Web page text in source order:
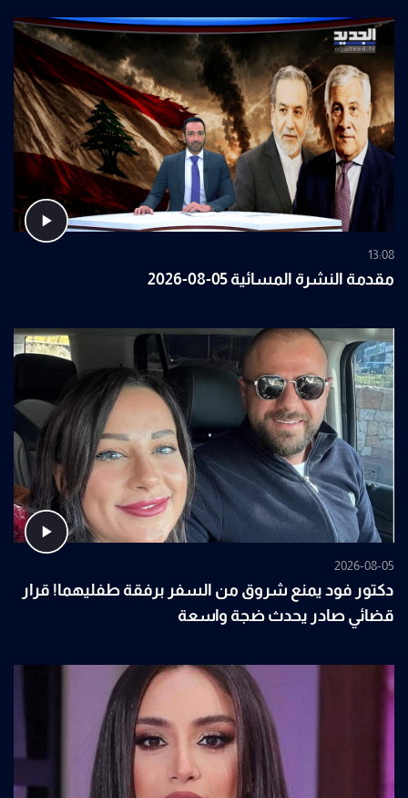
13:08
مقدمة النشرة المسائية 05-08-2026
2026-08-05
دكتور فود يمنع شروق من السفر برفقة طفليهما! قرار
قضائي صادر يحدث ضجة واسعة